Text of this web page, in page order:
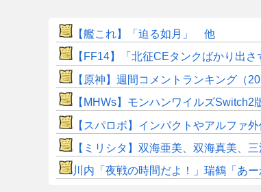
【艦これ】「迫る如月」 他
【FF14】「北征CEタンクばかり出
【原神】週間コメントランキング（
【MHWs】モンハンワイルズSwitch2
【スパロボ】インパクトやアルファ
【ミリシタ】双海亜美、双海真美、三浦
川内「夜戦の時間だよ！」瑞鶴「あー